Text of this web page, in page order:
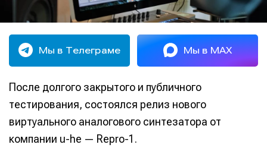
Мы в Телеграме Мы в MAX
После долгого закрытого и публичного
тестирования, состоялся релиз нового
виртуального аналогового синтезатора от
компании u-he — Repro-1.